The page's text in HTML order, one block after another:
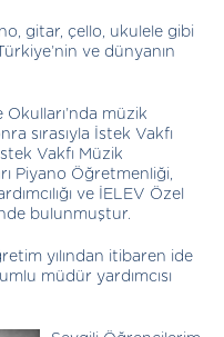
gitar, çello, ukulele gibi
ve dünyanın
Okulları’nda müzik
sırasıyla İstek Vakfı
Vakfı Müzik
Piyano Öğretmenliği,
ve İELEV Özel
bulunmuştur.
yılından itibaren ide
müdür yardımcısı